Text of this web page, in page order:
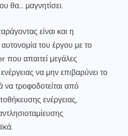
θα… μαγνητίσει.
είναι και η
αυτονομία του έργου με το
απαιτεί μεγάλες
να μην επιβαρύνει το
να τροφοδοτείται από
ενέργειας,